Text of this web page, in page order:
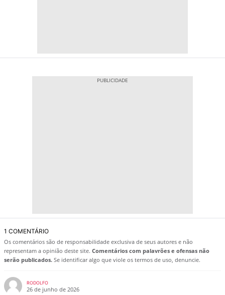
1 COMENTÁRIO
Os comentários são de responsabilidade exclusiva de seus autores e não
representam a opinião deste site. Comentários com palavrões e ofensas não
serão publicados. Se identificar algo que viole os termos de uso, denuncie.
RODOLFO
26 de junho de 2026